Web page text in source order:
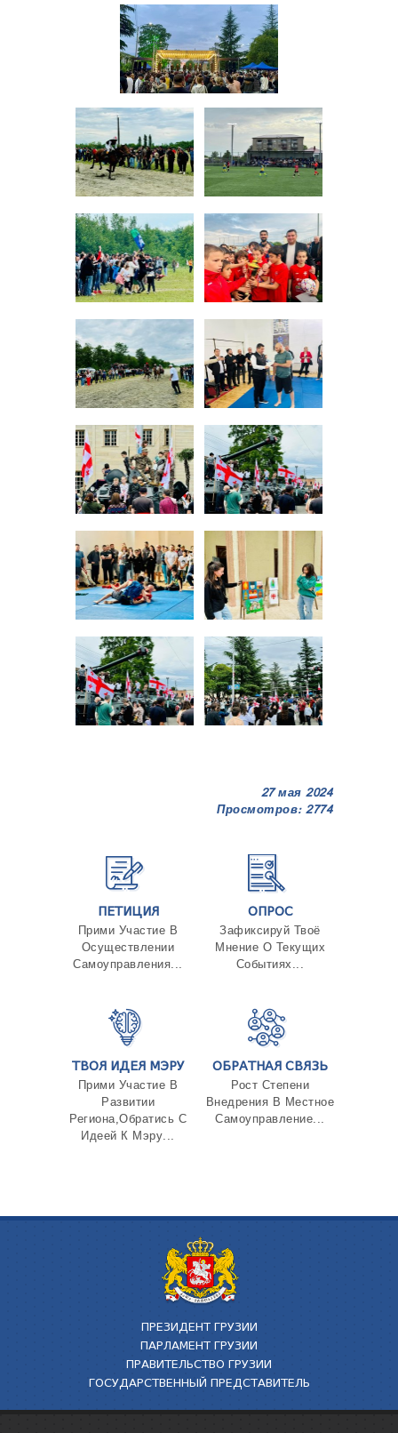
27 мая 2024
Просмотров: 2774
ПЕТИЦИЯ
Прими Участие В
Осуществлении
Самоуправления...
ОПРОС
Зафиксируй Твоё
Мнение О Текущих
Событиях...
ТВОЯ ИДЕЯ МЭРУ
Прими Участие В
Развитии
Региона,Обратись С
Идеей К Мэру...
ОБРАТНАЯ СВЯЗЬ
Рост Степени
Внедрения В Местное
Самоуправление...
ПРЕЗИДЕНТ ГРУЗИИ
ПАРЛАМЕНТ ГРУЗИИ
ПРАВИТЕЛЬСТВО ГРУЗИИ
ГОСУДАРСТВЕННЫЙ ПРЕДСТАВИТЕЛЬ